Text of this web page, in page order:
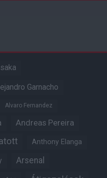
Garnacho
Alvaro Fernandez
Andreas Pereira
Anthony Elanga
Arsenal